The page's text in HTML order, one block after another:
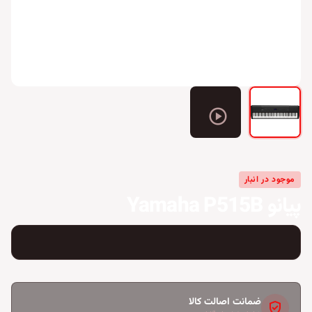
play_circle
موجود در انبار
verified_user ضمانت اصالت کالا